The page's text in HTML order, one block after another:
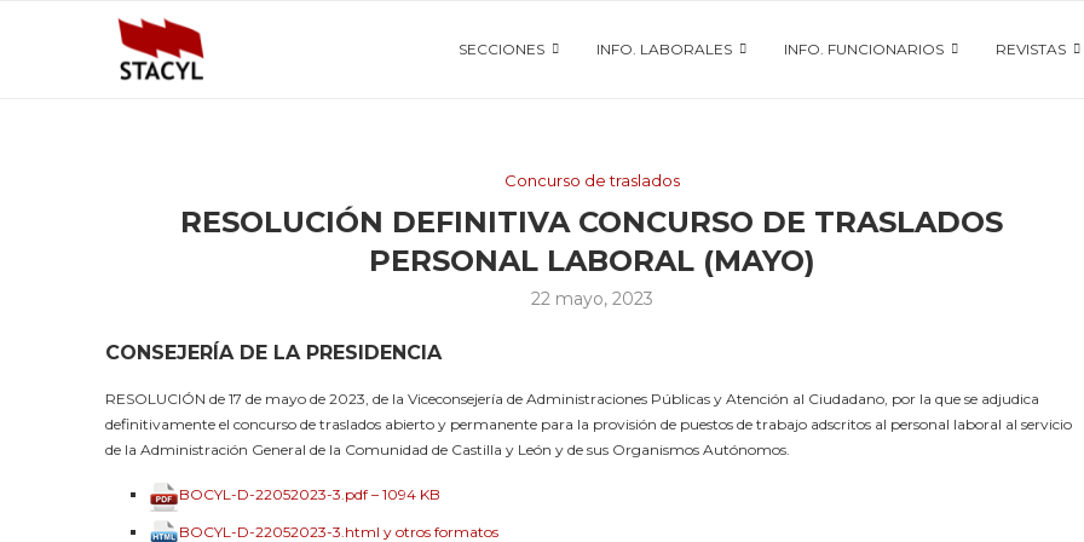
SECCIONES INFO. LABORALES INFO. FUNCIONARIOS REVISTAS
Concurso de traslados
RESOLUCIÓN DEFINITIVA CONCURSO DE TRASLADOS
PERSONAL LABORAL (MAYO)
22 mayo, 2023
CONSEJERÍA DE LA PRESIDENCIA
RESOLUCIÓN de 17 de mayo de 2023, de la Viceconsejería de Administraciones Públicas y Atención al Ciudadano, por la que se adjudica
definitivamente el concurso de traslados abierto y permanente para la provisión de puestos de trabajo adscritos al personal laboral al servicio
de la Administración General de la Comunidad de Castilla y León y de sus Organismos Autónomos.
BOCYL-D-22052023-3.pdf – 1094 KB
BOCYL-D-22052023-3.html y otros formatos